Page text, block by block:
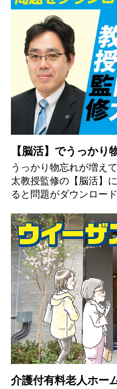
【脳活】でうっかり
うっかり物忘れが増え
太教授監修の【脳活】
ると問題がダウンロー
介護付有料老人ホー